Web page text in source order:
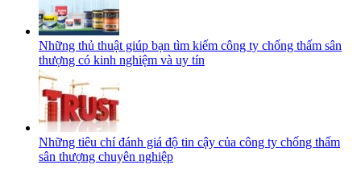
Những thủ thuật giúp bạn tìm kiếm công ty chống thấm sân
thượng có kinh nghiệm và uy tín
Những tiêu chí đánh giá độ tin cậy của công ty chống thấm
sân thượng chuyên nghiệp